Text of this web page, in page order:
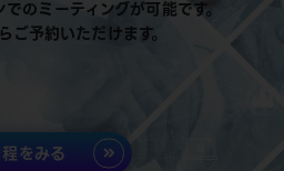
のミーティングが可能です。
ご予約いただけます。
をみる